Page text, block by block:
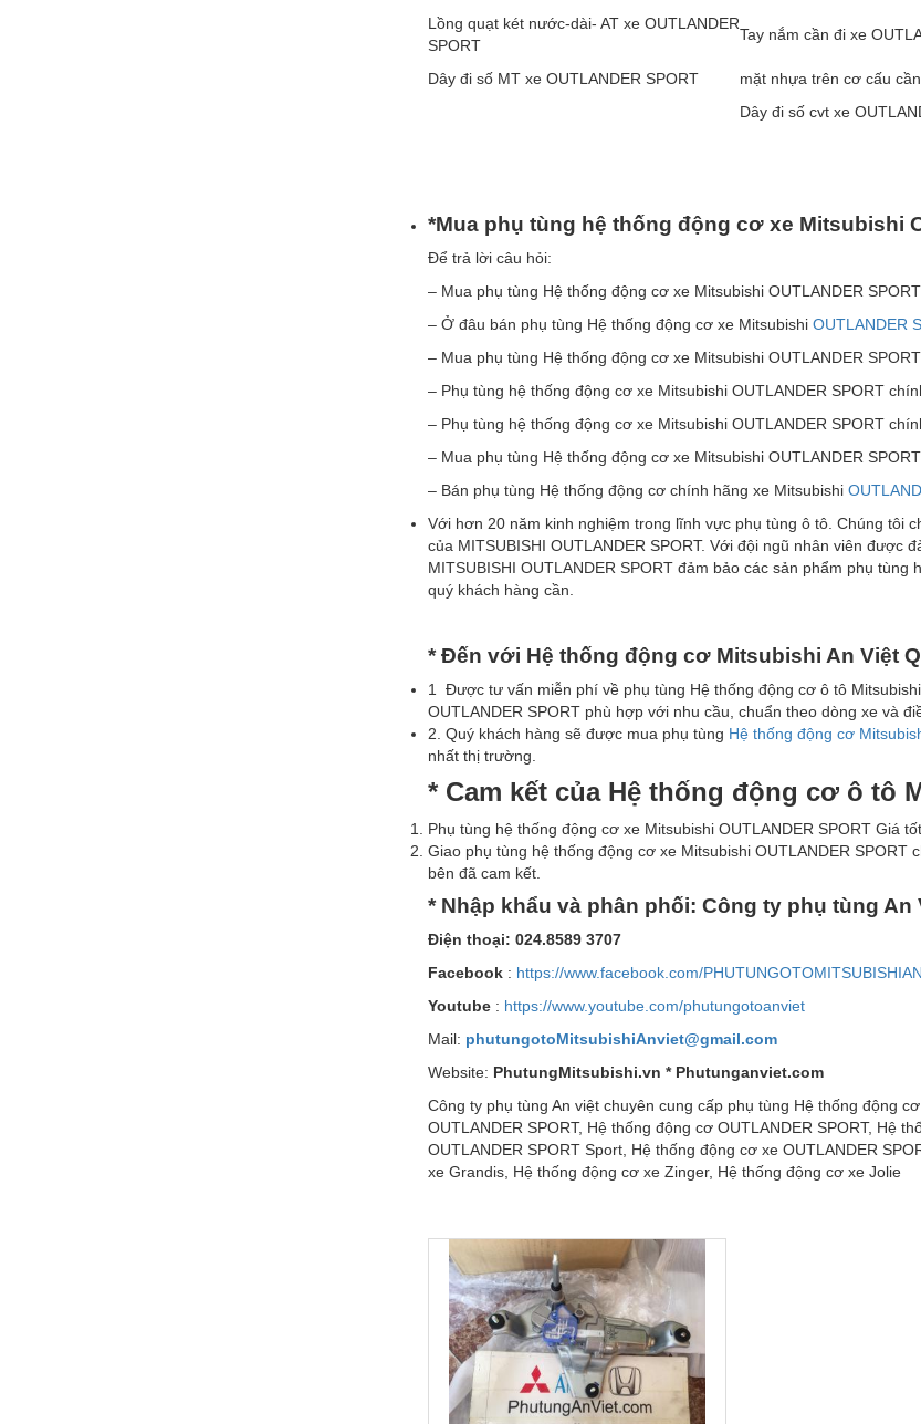
Lồng quạt két nước-dài- AT xe OUTLANDER
SPORT
Tay nắm cần đi xe
Dây đi số MT xe OUTLANDER SPORT
mặt nhựa trên cơ cấu
Dây đi số cvt xe
*Mua phụ tùng hệ thống động cơ xe Mitsubishi
Để trả lời câu hỏi:
– Mua phụ tùng Hệ thống động cơ xe Mitsubishi OUTLANDER
– Ở đâu bán phụ tùng Hệ thống động cơ xe Mitsubishi OUTLANDER
– Mua phụ tùng Hệ thống động cơ xe Mitsubishi OUTLANDER
– Phụ tùng hệ thống động cơ xe Mitsubishi OUTLANDER SPORT
– Phụ tùng hệ thống động cơ xe Mitsubishi OUTLANDER SPORT
– Mua phụ tùng Hệ thống động cơ xe Mitsubishi OUTLANDER
– Bán phụ tùng Hệ thống động cơ chính hãng xe Mitsubishi
Với hơn 20 năm kinh nghiệm trong lĩnh vực phụ tùng ô tô. Chúng tôi
của MITSUBISHI OUTLANDER SPORT. Với đội ngũ nhân viên được
MITSUBISHI OUTLANDER SPORT đảm bảo các sản phẩm phụ
quý khách hàng cần.
* Đến với Hệ thống động cơ Mitsubishi An Việt
1 Được tư vấn miễn phí về phụ tùng Hệ thống động cơ ô tô
OUTLANDER SPORT phù hợp với nhu cầu, chuẩn theo dòng xe và
2. Quý khách hàng sẽ được mua phụ tùng Hệ thống động cơ
nhất thị trường.
* Cam kết của Hệ thống động cơ ô tô
Phụ tùng hệ thống động cơ xe Mitsubishi OUTLANDER SPORT Giá
Giao phụ tùng hệ thống động cơ xe Mitsubishi OUTLANDER
bên đã cam kết.
* Nhập khẩu và phân phối: Công ty phụ tùng An
Điện thoại: 024.8589 3707
Facebook : https://www.facebook.com/
Youtube : https://www.youtube.com/phutungotoanviet
Mail: phutungotoMitsubishiAnviet@gmail.com
Website: PhutungMitsubishi.vn * Phutunganviet.com
Công ty phụ tùng An việt chuyên cung cấp phụ tùng Hệ thống động
OUTLANDER SPORT, Hệ thống động cơ OUTLANDER SPORT, Hệ
OUTLANDER SPORT Sport, Hệ thống động cơ xe OUTLANDER
xe Grandis, Hệ thống động cơ xe Zinger, Hệ thống động cơ xe Jolie